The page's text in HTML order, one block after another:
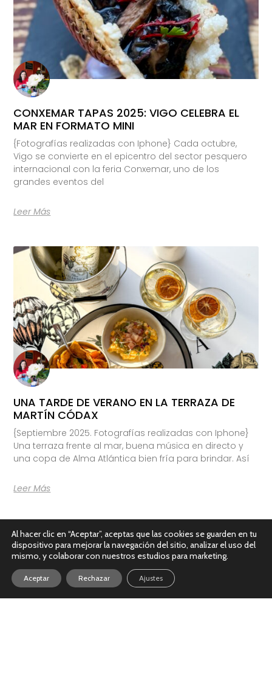
CONXEMAR TAPAS 2025: VIGO CELEBRA EL
MAR EN FORMATO MINI
{Fotografías realizadas con Iphone} Cada octubre,
Vigo se convierte en el epicentro del sector pesquero
internacional con la feria Conxemar, uno de los
grandes eventos del
Leer Más
UNA TARDE DE VERANO EN LA TERRAZA DE
MARTÍN CÓDAX
{Septiembre 2025. Fotografías realizadas con Iphone}
Una terraza frente al mar, buena música en directo y
una copa de Alma Atlántica bien fría para brindar. Así
Leer Más
Al hacer clic en “Aceptar”, aceptas que las cookies se guarden en tu
dispositivo para mejorar la navegación del sitio, analizar el uso del
mismo, y colaborar con nuestros estudios para marketing.
Aceptar Rechazar Ajustes